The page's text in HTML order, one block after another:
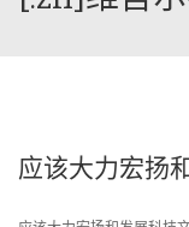
应该大力宏扬